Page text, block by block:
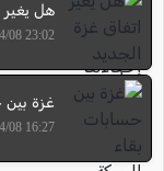
هل يغير
23:02 04/08 | أمينة خليفة
غزة بين
16:27 04/08 | عبد الباري فياض